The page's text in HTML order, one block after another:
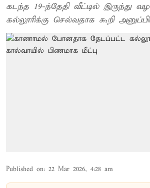
கடந்த 19-ந்தேதி வீட்டில் இருந்து
கல்லூரிக்கு செல்வதாக கூறி
Published on: 22 Mar 2026, 4:28 am